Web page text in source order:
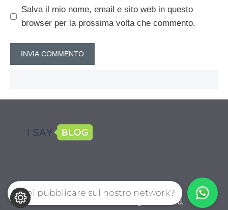
Salva il mio nome, email e sito web in questo
browser per la prossima volta che commento.
CalcioPro.com © 2026. All right reserverd.
Vuoi pubblicare sul nostro network?